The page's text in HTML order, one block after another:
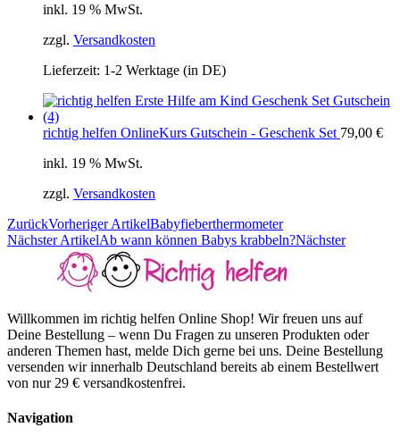
inkl. 19 % MwSt.
zzgl. Versandkosten
Lieferzeit: 1-2 Werktage (in DE)
richtig helfen OnlineKurs Gutschein - Geschenk Set 79,00 €
inkl. 19 % MwSt.
zzgl. Versandkosten
ZurückVorheriger ArtikelBabyfieberthermometer
Nächster ArtikelAb wann können Babys krabbeln?Nächster
Willkommen im richtig helfen Online Shop! Wir freuen uns auf
Deine Bestellung – wenn Du Fragen zu unseren Produkten oder
anderen Themen hast, melde Dich gerne bei uns. Deine Bestellung
versenden wir innerhalb Deutschland bereits ab einem Bestellwert
von nur 29 € versandkostenfrei.
Navigation